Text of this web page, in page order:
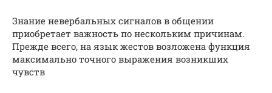
Знание невербальных сигналов в общении
приобретает важность по нескольким причинам.
Прежде всего, на язык жестов возложена функция
максимально точного выражения возникших
чувств